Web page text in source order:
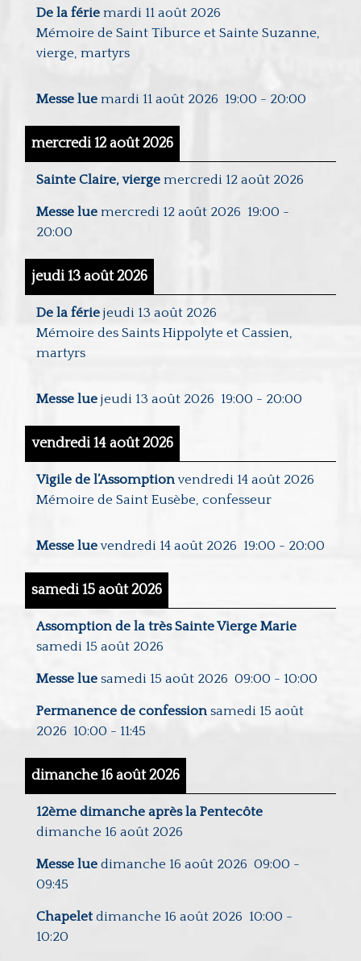
De la férie mardi 11 août 2026
Mémoire de Saint Tiburce et Sainte Suzanne,
vierge, martyrs
Messe lue mardi 11 août 2026 19:00 - 20:00
mercredi 12 août 2026
Sainte Claire, vierge mercredi 12 août 2026
Messe lue mercredi 12 août 2026 19:00 -
20:00
jeudi 13 août 2026
De la férie jeudi 13 août 2026
Mémoire des Saints Hippolyte et Cassien,
martyrs
Messe lue jeudi 13 août 2026 19:00 - 20:00
vendredi 14 août 2026
Vigile de l’Assomption vendredi 14 août 2026
Mémoire de Saint Eusèbe, confesseur
Messe lue vendredi 14 août 2026 19:00 - 20:00
samedi 15 août 2026
Assomption de la très Sainte Vierge Marie
samedi 15 août 2026
Messe lue samedi 15 août 2026 09:00 - 10:00
Permanence de confession samedi 15 août
2026 10:00 - 11:45
dimanche 16 août 2026
12ème dimanche après la Pentecôte
dimanche 16 août 2026
Messe lue dimanche 16 août 2026 09:00 -
09:45
Chapelet dimanche 16 août 2026 10:00 -
10:20